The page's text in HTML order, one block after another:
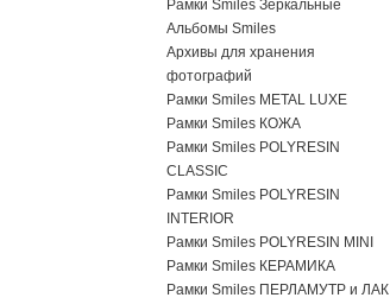
Рамки Smiles Зеркальные
Альбомы Smiles
Архивы для хранения
фотографий
Рамки Smiles METAL LUXE
Рамки Smiles КОЖА
Рамки Smiles POLYRESIN
CLASSIC
Рамки Smiles POLYRESIN
INTERIOR
Рамки Smiles POLYRESIN MINI
Рамки Smiles КЕРАМИКА
Рамки Smiles ПЕРЛАМУТР и ЛАК